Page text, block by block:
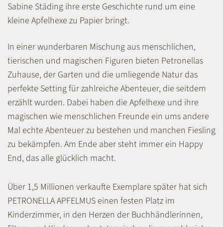
Sabine Städing ihre erste Geschichte rund um eine
kleine Apfelhexe zu Papier bringt.
In einer wunderbaren Mischung aus menschlichen,
tierischen und magischen Figuren bieten Petronellas
Zuhause, der Garten und die umliegende Natur das
perfekte Setting für zahlreiche Abenteuer, die seitdem
erzählt wurden. Dabei haben die Apfelhexe und ihre
magischen wie menschlichen Freunde ein ums andere
Mal echte Abenteuer zu bestehen und manchen Fiesling
zu bekämpfen. Am Ende aber steht immer ein Happy
End, das alle glücklich macht.
Über 1,5 Millionen verkaufte Exemplare später hat sich
PETRONELLA APFELMUS einen festen Platz im
Kinderzimmer, in den Herzen der Buchhändlerinnen,